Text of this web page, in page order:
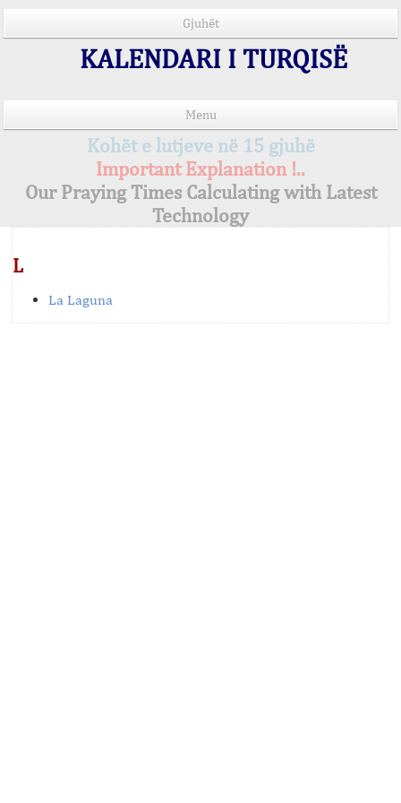
Gjuhët
KALENDARI I TURQISË
Menu
Kohët e lutjeve në 15 gjuhë
Important Explanation !..
Our Praying Times Calculating with Latest
Technology
L
La Laguna